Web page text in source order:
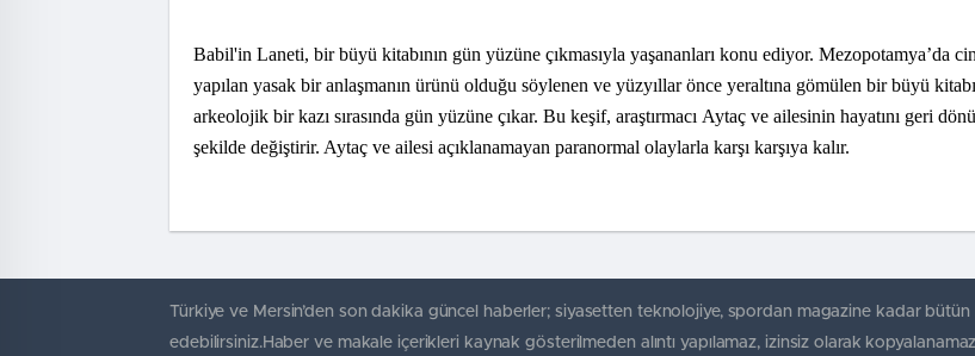
Babil'in Laneti, bir büyü kitabının gün yüzüne çıkmasıyla yaşananları konu ediyor. Mezopotamya’da
yapılan yasak bir anlaşmanın ürünü olduğu söylenen ve yüzyıllar önce yeraltına gömülen bir büyü
arkeolojik bir kazı sırasında gün yüzüne çıkar. Bu keşif, araştırmacı Aytaç ve ailesinin hayatını geri
şekilde değiştirir. Aytaç ve ailesi açıklanamayan paranormal olaylarla karşı karşıya kalır.
Türkiye ve Mersin’den son dakika güncel haberler; siyasetten teknolojiye, spordan magazine kadar bütün
edebilirsiniz.Haber ve makale içerikleri kaynak gösterilmeden alıntı yapılamaz, izinsiz olarak